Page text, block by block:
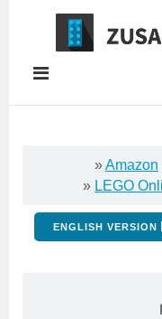
Springe
Inhalt
»Amazon
» LEGO
ENGLISH